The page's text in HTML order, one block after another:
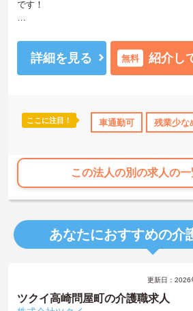
産休･育休･介護休暇取得実績あり
です！
福利厚生も整っておりますので安心して就
詳細を見る 無料 紹介し
ここに注目！ 車通勤可 残業少な
この法人の別の求人の
あなたにおすすめの介
更新日：2026
ツクイ高崎問屋町の介護職求人